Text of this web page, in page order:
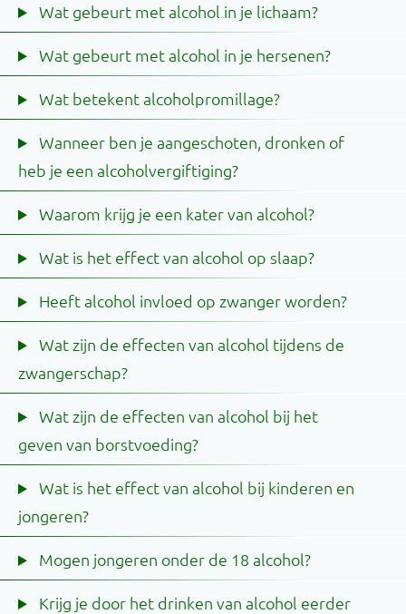
Wat gebeurt met alcohol in je lichaam?
Wat gebeurt met alcohol in je hersenen?
Wat betekent alcoholpromillage?
Wanneer ben je aangeschoten, dronken of
heb je een alcoholvergiftiging?
Waarom krijg je een kater van alcohol?
Wat is het effect van alcohol op slaap?
Heeft alcohol invloed op zwanger worden?
Wat zijn de effecten van alcohol tijdens de
zwangerschap?
Wat zijn de effecten van alcohol bij het
geven van borstvoeding?
Wat is het effect van alcohol bij kinderen en
jongeren?
Mogen jongeren onder de 18 alcohol?
Krijg je door het drinken van alcohol eerder